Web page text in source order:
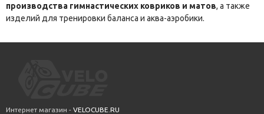
производства гимнастических ковриков и матов, а также
изделий для тренировки баланса и аква-аэробики.
Интернет магазин - VELOCUBE.RU